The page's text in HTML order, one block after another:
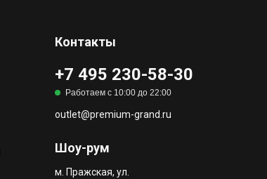
Работаем с 10:00 до 22:00
+7 495 230-58-30
Контакты
Шоу-рум
outlet@premium-grand.ru
м. Пражская, ул.